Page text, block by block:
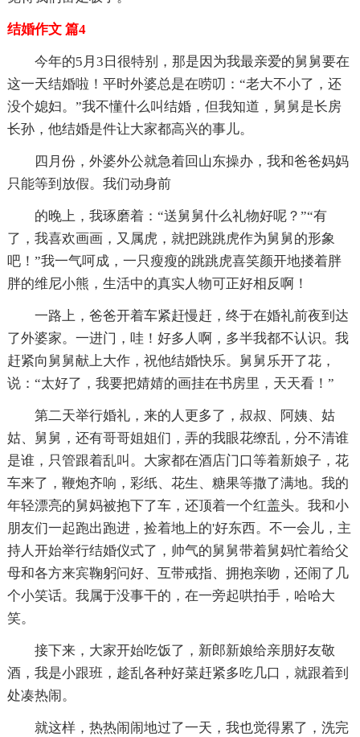
结婚作文 篇4
今年的5月3日很特别，那是因为我最亲爱的舅舅要在
这一天结婚啦！平时外婆总是在唠叨：“老大不小了，还
没个媳妇。”我不懂什么叫结婚，但我知道，舅舅是长房
长孙，他结婚是件让大家都高兴的事儿。
四月份，外婆外公就急着回山东操办，我和爸爸妈妈
只能等到放假。我们动身前
的晚上，我琢磨着：“送舅舅什么礼物好呢？”“有
了，我喜欢画画，又属虎，就把跳跳虎作为舅舅的形象
吧！”我一气呵成，一只瘦瘦的跳跳虎喜笑颜开地搂着胖
胖的维尼小熊，生活中的真实人物可正好相反啊！
一路上，爸爸开着车紧赶慢赶，终于在婚礼前夜到达
了外婆家。一进门，哇！好多人啊，多半我都不认识。我
赶紧向舅舅献上大作，祝他结婚快乐。舅舅乐开了花，
说：“太好了，我要把婧婧的画挂在书房里，天天看！”
第二天举行婚礼，来的人更多了，叔叔、阿姨、姑
姑、舅舅，还有哥哥姐姐们，弄的我眼花缭乱，分不清谁
是谁，只管跟着乱叫。大家都在酒店门口等着新娘子，花
车来了，鞭炮齐响，彩纸、花生、糖果等撒了满地。我的
年轻漂亮的舅妈被抱下了车，还顶着一个红盖头。我和小
朋友们一起跑出跑进，捡着地上的'好东西。不一会儿，主
持人开始举行结婚仪式了，帅气的舅舅带着舅妈忙着给父
母和各方来宾鞠躬问好、互带戒指、拥抱亲吻，还闹了几
个小笑话。我属于没事干的，在一旁起哄拍手，哈哈大
笑。
接下来，大家开始吃饭了，新郎新娘给亲朋好友敬
酒，我是小跟班，趁乱各种好菜赶紧多吃几口，就跟着到
处凑热闹。
就这样，热热闹闹地过了一天，我也觉得累了，洗完